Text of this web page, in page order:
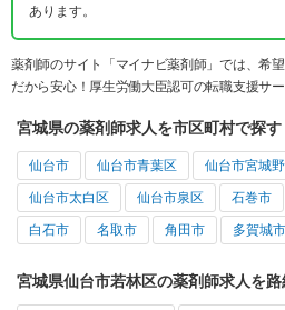
あります。
薬剤師のサイト「マイナビ薬剤師」では、希
だから安心！厚生労働大臣認可の転職支援サー
宮城県の薬剤師求人を市区町村で探す
仙台市 仙台市青葉区 仙台市宮城
仙台市太白区 仙台市泉区 石巻市
白石市 名取市 角田市 多賀城市
宮城県仙台市若林区の薬剤師求人を